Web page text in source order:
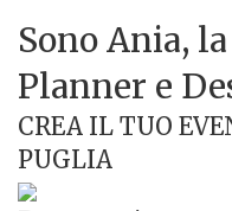
Sono Ania,
Planner e
CREA IL TUO
PUGLIA